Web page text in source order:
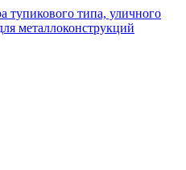
тупикового типа, уличного
металлоконструкций